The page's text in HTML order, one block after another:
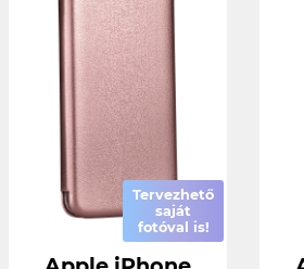
Tervezhető
saját
fotóval is!